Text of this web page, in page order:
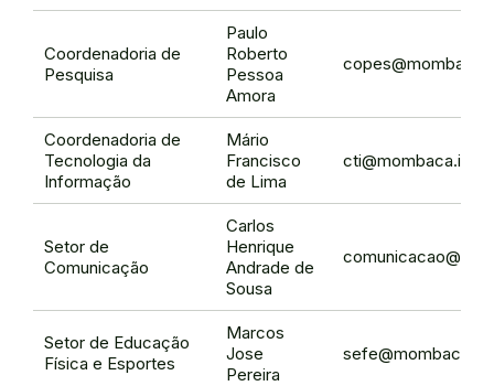
Coordenadoria de
Pesquisa
Paulo
Roberto
Pessoa
Amora
Coordenadoria de
Tecnologia da
Informação
Mário
Francisco
de Lima
Setor de
Comunicação
Carlos
Henrique
Andrade de
Sousa
Setor de Educação
Física e Esportes
Marcos
Jose
Pereira